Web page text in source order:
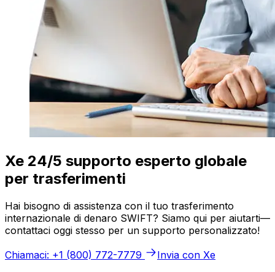
Xe 24/5 supporto esperto globale
per trasferimenti
Hai bisogno di assistenza con il tuo trasferimento
internazionale di denaro SWIFT? Siamo qui per aiutarti—
contattaci oggi stesso per un supporto personalizzato!
Chiamaci: +1 (800) 772-7779
Invia con Xe